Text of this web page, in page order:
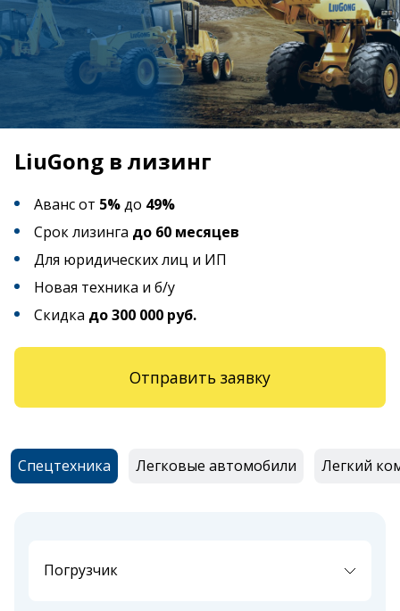
LiuGong в лизинг
Аванс от 5%до 49%
Срок лизинга до 60 месяцев
Для юридических лиц и ИП
Новая техника и б/у
Скидка до 300 000 руб.
Отправить заявку
Спецтехника Легковые автомобили Легкий
Погрузчик